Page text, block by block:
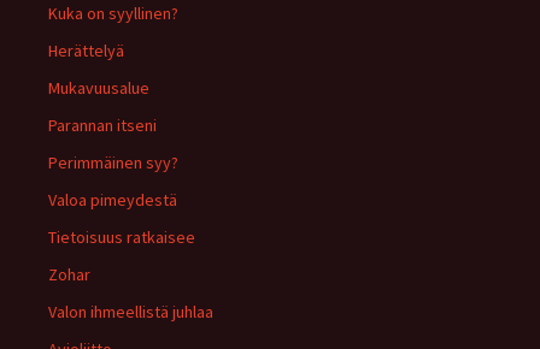
Kuka on syyllinen?
Herättelyä
Mukavuusalue
Parannan itseni
Perimmäinen syy?
Valoa pimeydestä
Tietoisuus ratkaisee
Zohar
Valon ihmeellistä juhlaa